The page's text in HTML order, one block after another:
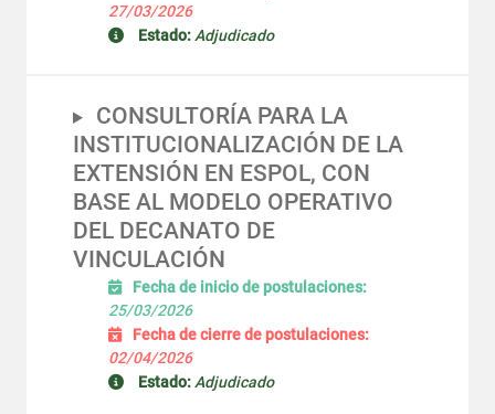
27/03/2026
Estado: Adjudicado
CONSULTORÍA PARA LA
INSTITUCIONALIZACIÓN DE LA
EXTENSIÓN EN ESPOL, CON
BASE AL MODELO OPERATIVO
DEL DECANATO DE
VINCULACIÓN
Fecha de inicio de postulaciones:
25/03/2026
Fecha de cierre de postulaciones:
02/04/2026
Estado: Adjudicado